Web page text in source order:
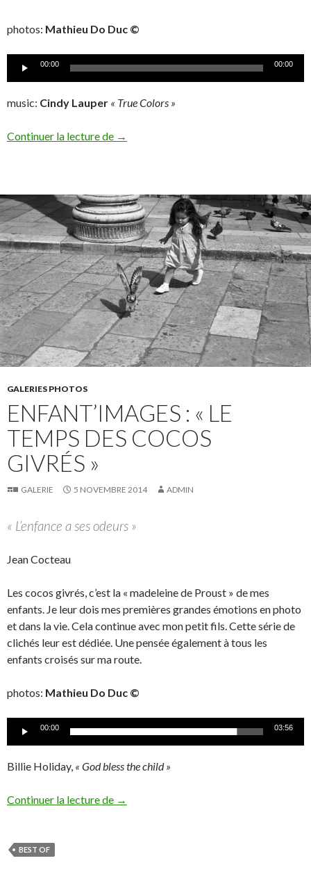
photos: Mathieu Do Duc ©
Lecteur00:00 00:00
music: Cindy Lauper « True Colors »
Continuer la lecture de Je suis Homme de peu de « kouleurs »
→
GALERIES PHOTOS
ENFANT’IMAGES : « LE
TEMPS DES COCOS
GIVRÉS »
GALERIE 5 NOVEMBRE 2014 ADMIN
« L’enfance a ses odeurs »
Jean Cocteau
Les cocos givrés, c’est la « madeleine de Proust » de mes
enfants. Je leur dois mes premières grandes émotions en photo
et dans la vie. Cela continue avec mon petit fils. Cette série de
clichés leur est dédiée. Une pensée également à tous les
enfants croisés sur ma route.
photos: Mathieu Do Duc ©
Lecteur00:00 03:56
Billie Holiday, « God bless the child »
Continuer la lecture de Enfant’images : « Le temps des Cocos
→
BEST OF